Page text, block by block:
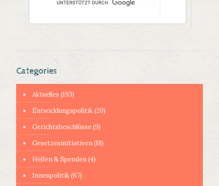
Categories
Aktuelles (193)
Entwicklungspolitik(20)
Gerichtsbeschlüsse(9)
Gesetzesinitiativen(18)
Helfen & Spenden(4)
Innenpolitik(67)